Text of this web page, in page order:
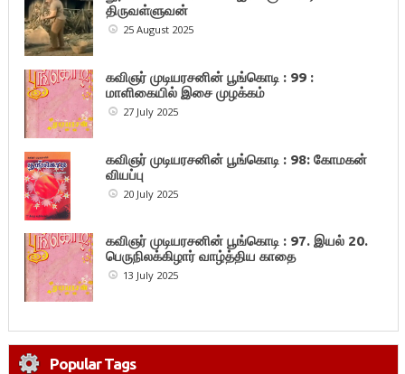
திருவள்ளுவன்
25 August 2025
கவிஞர் முடியரசனின் பூங்கொடி : 99 :
மாளிகையில் இசை முழக்கம்
27 July 2025
கவிஞர் முடியரசனின் பூங்கொடி : 98: கோமகன்
வியப்பு
20 July 2025
கவிஞர் முடியரசனின் பூங்கொடி : 97. இயல் 20.
பெருநிலக்கிழார் வாழ்த்திய காதை
13 July 2025
Popular Tags